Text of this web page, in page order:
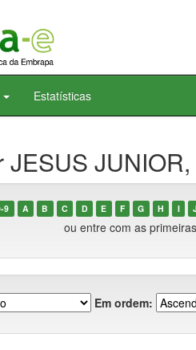
Estatísticas
9 A B C D E F G H I J
ou entre com as
Em ordem: